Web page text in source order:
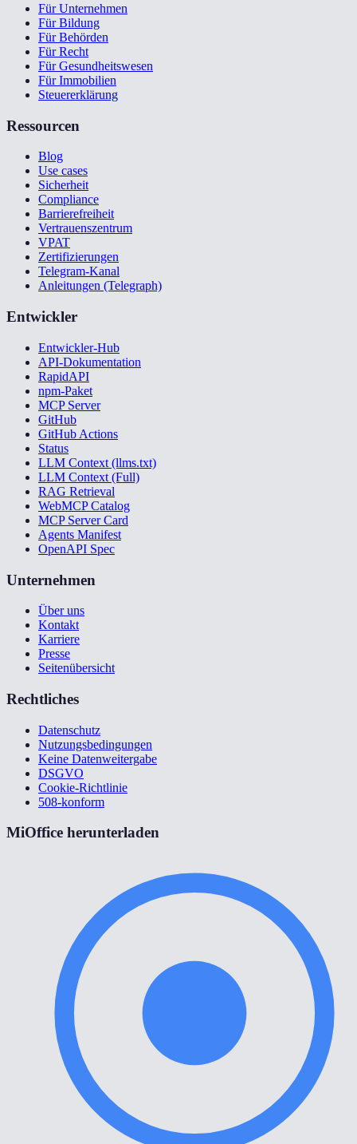
Für Unternehmen
Für Bildung
Für Behörden
Für Recht
Für Gesundheitswesen
Für Immobilien
Steuererklärung
Ressourcen
Blog
Use cases
Sicherheit
Compliance
Barrierefreiheit
Vertrauenszentrum
VPAT
Zertifizierungen
Telegram-Kanal
Anleitungen (Telegraph)
Entwickler
Entwickler-Hub
API-Dokumentation
RapidAPI
npm-Paket
MCP Server
GitHub
GitHub Actions
Status
LLM Context (llms.txt)
LLM Context (Full)
RAG Retrieval
WebMCP Catalog
MCP Server Card
Agents Manifest
OpenAPI Spec
Unternehmen
Über uns
Kontakt
Karriere
Presse
Seitenübersicht
Rechtliches
Datenschutz
Nutzungsbedingungen
Keine Datenweitergabe
DSGVO
Cookie-Richtlinie
508-konform
MiOffice herunterladen